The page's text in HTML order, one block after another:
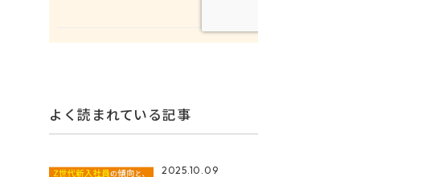
よく読まれている記事
2025.10.09